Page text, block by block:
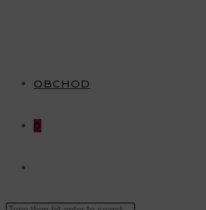
OBCHOD
0